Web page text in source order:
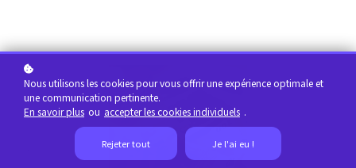
Nous utilisons les cookies pour vous offrir une expérience optimale et
une communication pertinente.
En savoir plus ou accepter les cookies individuels .
Rejeter tout Je l'ai eu !